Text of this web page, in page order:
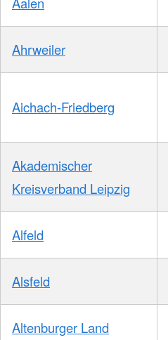
Ahrweiler
Aichach-Friedberg
Akademischer
Kreisverband Leipzig
Alfeld
Alsfeld
Altenburger Land